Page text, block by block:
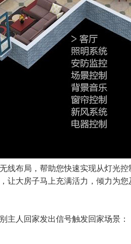
线布局，帮助您快速实现从灯光
大房子马上充满活力，倾力为您
主人回家发出信号触发回家场景：